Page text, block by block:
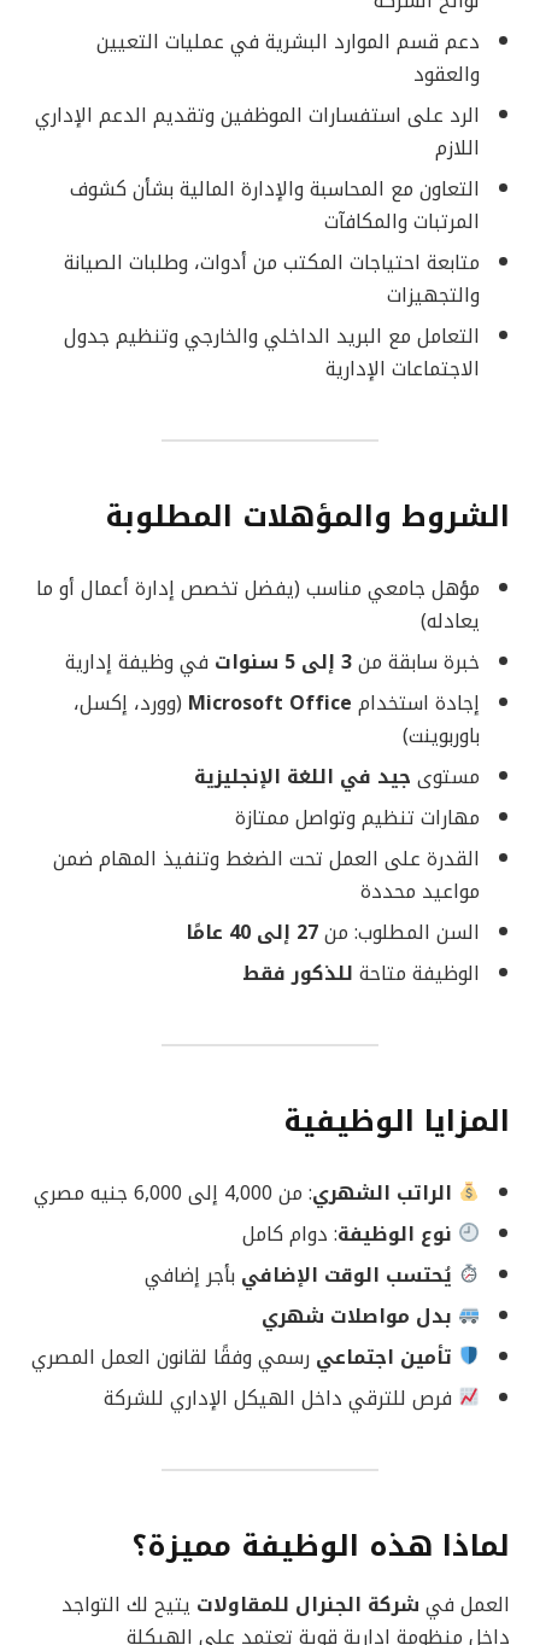
دعم قسم الموارد البشرية في عمليات التعيين
والعقود
الرد على استفسارات الموظفين وتقديم الدعم الإداري
اللازم
التعاون مع المحاسبة والإدارة المالية بشأن كشوف
المرتبات والمكافآت
متابعة احتياجات المكتب من أدوات، وطلبات الصيانة
والتجهيزات
التعامل مع البريد الداخلي والخارجي وتنظيم جدول
الاجتماعات الإدارية
الشروط والمؤهلات المطلوبة
مؤهل جامعي مناسب (يفضل تخصص إدارة أعمال أو ما
يعادله)
خبرة سابقة من3 إلى 5 سنوات
في وظيفة إدارية
إجادة استخدام Microsoft Office (وورد، إكسل،
باوربوينت)
مستوى جيد في اللغة الإنجليزية
مهارات تنظيم وتواصل ممتازة
القدرة على العمل تحت الضغط وتنفيذ المهام ضمن
مواعيد محددة
السن المطلوب: من27 إلى 40 عامًا
الوظيفة متاحة للذكور فقط
المزايا الوظيفية
الراتب الشهري: من 4,000 إلى 6,000 جنيه مصري
نوع الوظيفة: دوام كامل
يُحتسب الوقت الإضافي بأجر إضافي
بدل مواصلات شهري
تأمين اجتماعي رسمي وفقًا لقانون العمل المصري
فرص للترقي داخل الهيكل الإداري للشركة
لماذا هذه الوظيفة مميزة؟
العمل في شركة الجنرال للمقاولات يتيح لك التواجد
داخل منظومة إدارية قوية تعتمد على الهيكلة